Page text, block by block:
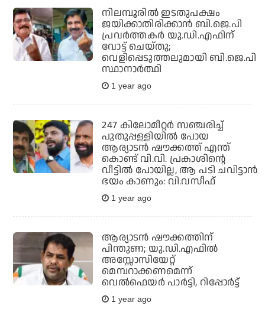
നിലമ്പൂരില്‍ ഇടതുപക്ഷം
ജയിക്കാതിരിക്കാന്‍ ബി.ജെ.പി
പ്രവര്‍ത്തകര്‍ യു.ഡി.എഫിന്
വോട്ട് ചെയ്തു;
വെളിപ്പെടുത്തലുമായി ബി.ജെ.പി
സ്ഥാനാര്‍ത്ഥി
1 year ago
247 കിലോമീറ്റര്‍ സഞ്ചരിച്ച്
പുതുപ്പള്ളിയില്‍ പോയ
ആര്യാടന്‍ ഷൗക്കത്ത് എന്ത്
കൊണ്ട് വി.വി. പ്രകാശിന്റെ
വീട്ടില്‍ പോയില്ല, ആ പടി ചവിട്ടാന്‍
ഭയം കാണും: വി.വസീഫ്
1 year ago
ആര്യാടന്‍ ഷൗക്കത്തിന്
പിന്തുണ; യു.ഡി.എഫില്‍
അസ്സോസിയേറ്റ്
മെമ്പറാക്കണമെന്ന്
വെല്‍ഫെയര്‍ പാര്‍ട്ടി, റിപ്പോര്‍ട്ട്
1 year ago